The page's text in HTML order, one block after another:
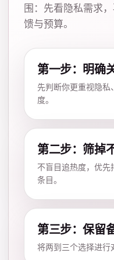
围：先看隐私需求
馈与预算。
第一步：明确
先判断你更重视隐
度。
第二步：筛掉
不盲目追热度，优
条目。
第三步：保留
将两到三个选择进行